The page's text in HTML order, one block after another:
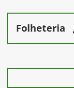
Folheteria